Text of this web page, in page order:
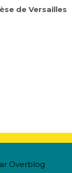
de Versailles
Overblog